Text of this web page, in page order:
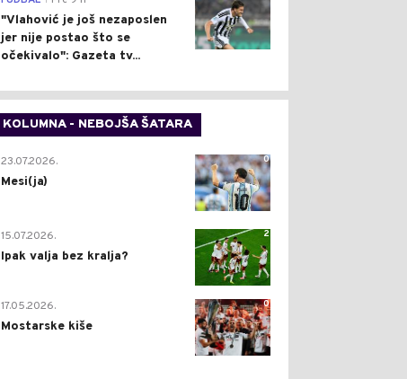
"Vlahović je još nezaposlen
jer nije postao što se
očekivalo": Gazeta tv...
KOLUMNA - NEBOJŠA ŠATARA
0
23.07.2026.
Mesi(ja)
2
15.07.2026.
Ipak valja bez kralja?
0
17.05.2026.
Mostarske kiše